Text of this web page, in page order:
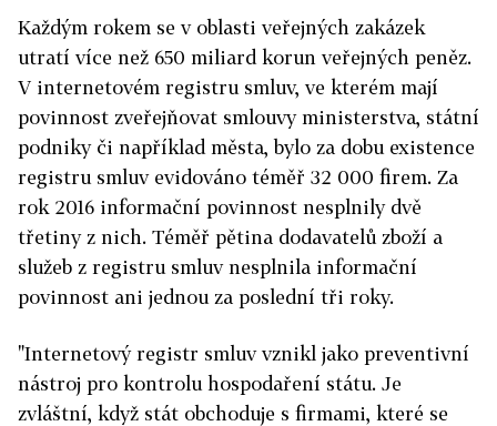
Každým rokem se v oblasti veřejných zakázek
utratí více než 650 miliard korun veřejných peněz.
V internetovém registru smluv, ve kterém mají
povinnost zveřejňovat smlouvy ministerstva, státní
podniky či například města, bylo za dobu existence
registru smluv evidováno téměř 32 000 firem. Za
rok 2016 informační povinnost nesplnily dvě
třetiny z nich. Téměř pětina dodavatelů zboží a
služeb z registru smluv nesplnila informační
povinnost ani jednou za poslední tři roky.
"Internetový registr smluv vznikl jako preventivní
nástroj pro kontrolu hospodaření státu. Je
zvláštní, když stát obchoduje s firmami, které se